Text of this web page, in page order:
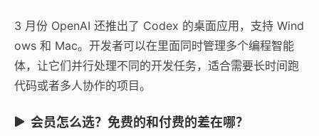
3 月份 OpenAI 还推出了 Codex 的桌面应用，支持 Wind
ows 和 Mac。开发者可以在里面同时管理多个编程智能
体，让它们并行处理不同的开发任务，适合需要长时间跑
代码或者多人协作的项目。
会员怎么选？免费的和付费的差在哪？